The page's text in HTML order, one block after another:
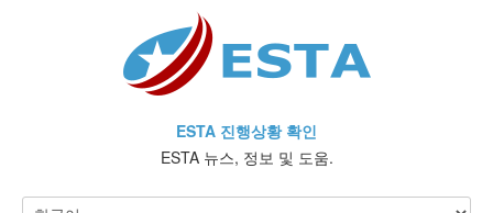
ESTA 진행상황 확인
ESTA 뉴스, 정보 및 도움.